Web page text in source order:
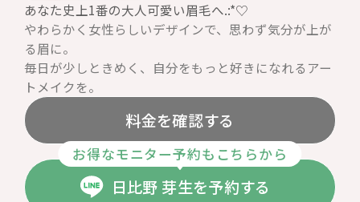
あなた史上1番の大人可愛い眉毛へ.:*♡
やわらかく女性らしいデザインで、思わず気分が上が
る眉に。
毎日が少しときめく、自分をもっと好きになれるアー
トメイクを。
料金を確認する
お得なモニター予約もこちらから
日比野 芽生を予約する